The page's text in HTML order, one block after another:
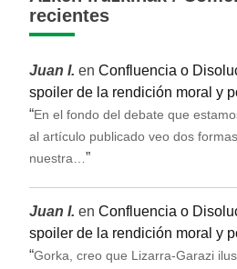
recientes
Juan I. en Confluencia o
spoiler de la rendición moral y
“En el fondo del debate que
al artículo publicado veo dos
nuestra… ”
Juan I. en Confluencia o
spoiler de la rendición moral y
“Gorka, creo que Lizarra-Garazi